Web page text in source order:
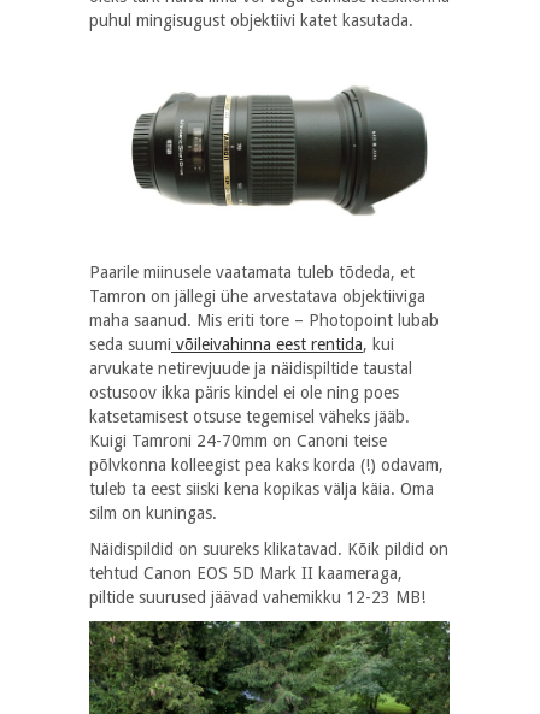
puhul mingisugust objektiivi katet kasutada.
Paarile miinusele vaatamata tuleb tõdeda, et
Tamron on jällegi ühe arvestatava objektiiviga
maha saanud. Mis eriti tore – Photopoint lubab
seda suumi võileivahinna eest rentida, kui
arvukate netirevjuude ja näidispiltide taustal
ostusoov ikka päris kindel ei ole ning poes
katsetamisest otsuse tegemisel väheks jääb.
Kuigi Tamroni 24-70mm on Canoni teise
põlvkonna kolleegist pea kaks korda (!) odavam,
tuleb ta eest siiski kena kopikas välja käia. Oma
silm on kuningas.
Näidispildid on suureks klikatavad. Kõik pildid on
tehtud Canon EOS 5D Mark II kaameraga,
piltide suurused jäävad vahemikku 12-23 MB!